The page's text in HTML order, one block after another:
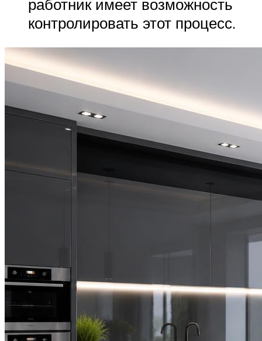
работник имеет возможность
контролировать этот процесс.